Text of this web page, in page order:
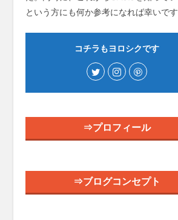
という方にも何か参考になれば幸いです
コチラもヨロシクです
⇒プロフィール
⇒ブログコンセプト